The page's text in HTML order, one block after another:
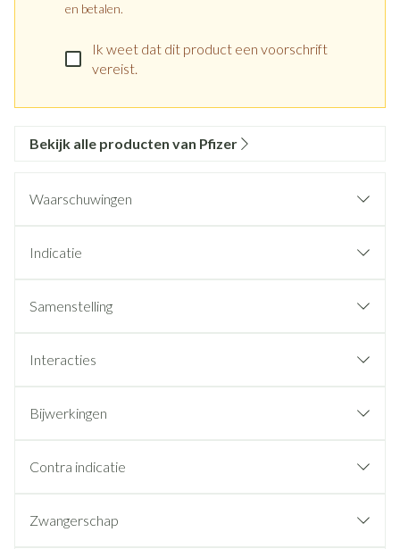
en betalen.
Ik weet dat dit product een voorschrift
vereist.
Bekijk alle producten van Pfizer
Waarschuwingen
Indicatie
Samenstelling
Interacties
Bijwerkingen
Contra indicatie
Zwangerschap